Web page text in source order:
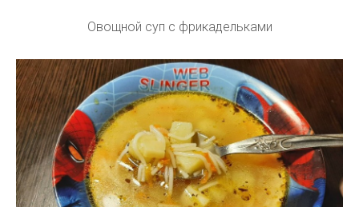
Овощной суп с фрикадельками